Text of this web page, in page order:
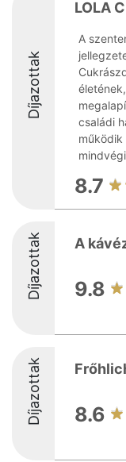
Díjazottak
LOLA
A
családi
működik
8.7
Díjazottak A
9.8
Díjazottak 8.6